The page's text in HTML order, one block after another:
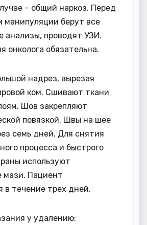
– общий наркоз. Перед
манипуляции берут все
анализы, проводят УЗИ.
онколога обязательна.
надрез, вырезая
ком. Сшивают ткани
Шов закрепляют
повязкой. Швы на шее
семь дней. Для снятия
процесса и быстрого
используют
мази. Пациент
в течение трех дней.
у удалению: